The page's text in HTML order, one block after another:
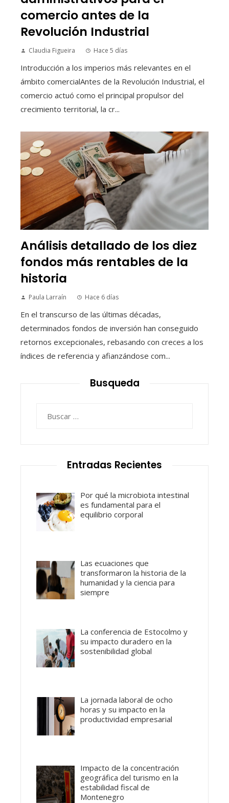
comercio antes de la
Revolución Industrial
Claudia Figueira Hace 5 días
Introducción a los imperios más relevantes en el
ámbito comercialAntes de la Revolución Industrial, el
comercio actuó como el principal propulsor del
crecimiento territorial, la cr...
Análisis detallado de los diez
fondos más rentables de la
historia
Paula Larraín Hace 6 días
En el transcurso de las últimas décadas,
determinados fondos de inversión han conseguido
retornos excepcionales, rebasando con creces a los
índices de referencia y afianzándose com...
Busqueda
Entradas Recientes
Por qué la microbiota intestinal
es fundamental para el
equilibrio corporal
Las ecuaciones que
transformaron la historia de la
humanidad y la ciencia para
siempre
La conferencia de Estocolmo y
su impacto duradero en la
sostenibilidad global
La jornada laboral de ocho
horas y su impacto en la
productividad empresarial
Impacto de la concentración
geográfica del turismo en la
estabilidad fiscal de
Montenegro